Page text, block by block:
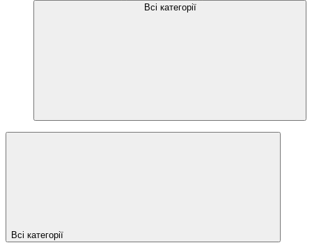
Всі категорії
Всі категорії